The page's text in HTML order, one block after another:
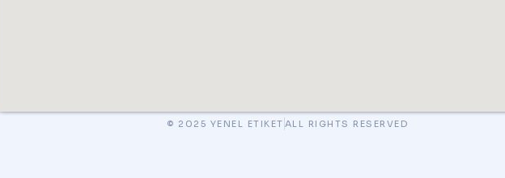
© 2025 YENEL ETIKET ALL RIGHTS RESERVED